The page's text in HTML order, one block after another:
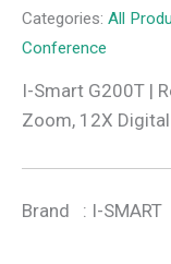
Categories: All
Conference
I-Smart G200T |
Zoom, 12X
Brand : I-SMART